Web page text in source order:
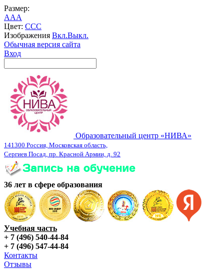
Размер:
AAA
Цвет: CCC
Изображения Вкл.Выкл.
Обычная версия сайта
Вход
Образовательный центр «НИВА»
141300 Россия, Московская область,
Сергиев Посад, пр. Красной Армии, д. 92
36 лет в сфере образования
Учебная часть
+ 7 (496) 540-44-84
+ 7 (496) 547-44-84
Контакты
Отзывы